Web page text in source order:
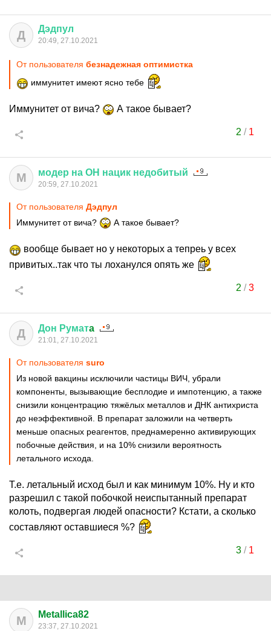
Д Дэдпул
20:49, 27.10.2021
От пользователя безнадежная оптимистка
иммунитет имеют ясно тебе
Иммунитет от вича? А такое бывает?
2 / 1
М модер на ОН нацик недобитый
20:59, 27.10.2021
От пользователя Дэдпул
Иммунитет от вича?
А такое бывает?
вообще бывает но у некоторых а тепреь у всех
привитых..так что ты лоханулся опять же
2 /3
Д Дон Руматa
21:01, 27.10.2021
От пользователя surо
Из новой вакцины исключили частицы ВИЧ, убрали
компоненты, вызывающие бесплодие и импотенцию, а также
снизили концентрацию тяжёлых металлов и ДНК антихриста
до неэффективной. В препарат заложили на четверть
меньше опасных реагентов, преднамеренно активирующих
побочные действия, и на 10% снизили вероятность
летального исхода.
Т.е. летальный исход был и как минимум 10%. Ну и кто
разрешил с такой побочкой неиспытанный препарат
колоть, подвергая людей опасности? Кстати, а сколько
составляют оставшиеся %?
3/ 1
M Metallica82
23:37, 27.10.2021